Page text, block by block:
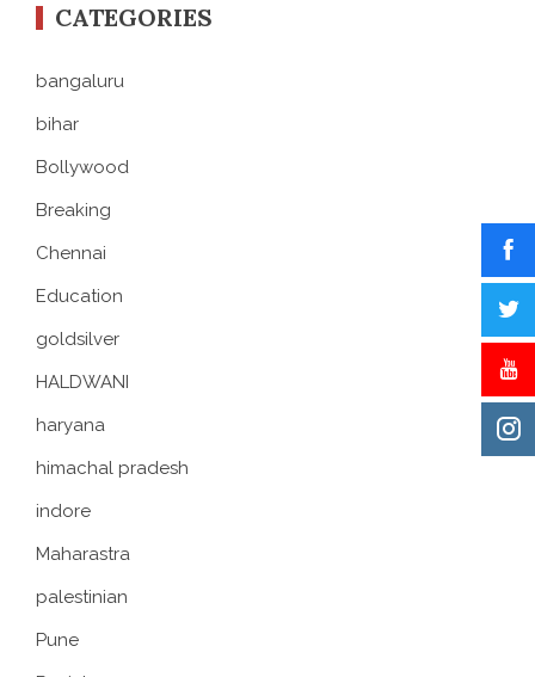
CATEGORIES
bangaluru
bihar
Bollywood
Breaking
Chennai
Education
goldsilver
HALDWANI
haryana
himachal pradesh
indore
Maharastra
palestinian
Pune